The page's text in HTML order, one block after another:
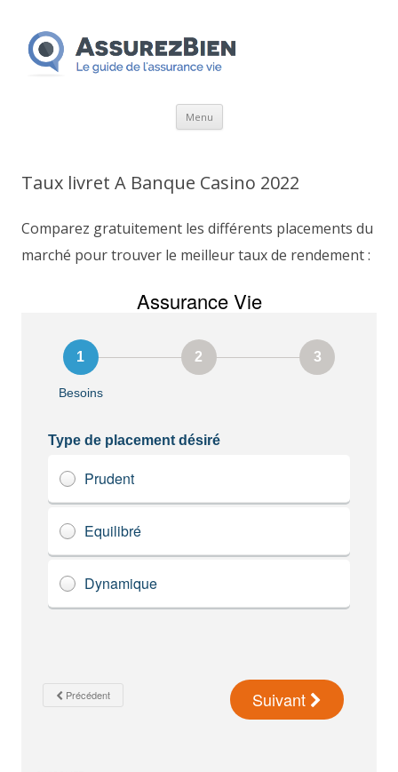
Menu Aller
Taux livret A Banque Casino 2022
Comparez gratuitement les différents placements du
marché pour trouver le meilleur taux de rendement :